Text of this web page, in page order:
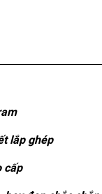
lắp ghép
cấp